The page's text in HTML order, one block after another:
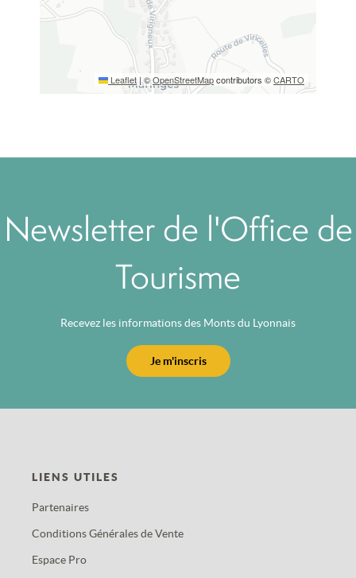
Leaflet |©OpenStreetMapcontributors ©CARTO
Newsletter de l'Office de
Tourisme
Recevez les informations des Monts du Lyonnais
Je m'inscris
LIENS UTILES
Partenaires
Conditions Générales de Vente
Espace Pro